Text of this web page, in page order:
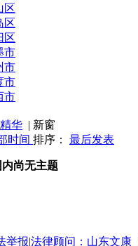
区
区
区
市
市
市
市
精华 | 新窗
时间 排序： 最后发表
尚无主题
举报|法律顾问：山东文康